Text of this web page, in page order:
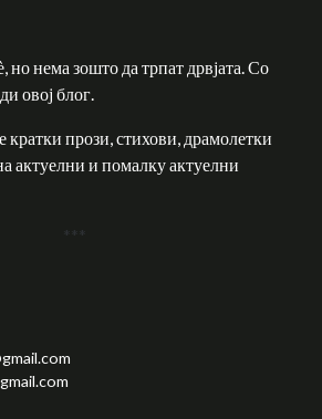
но нема зошто да трпат дрвјата. Со
овој блог.
кратки прози, стихови, драмолетки
актуелни и помалку актуелни
***